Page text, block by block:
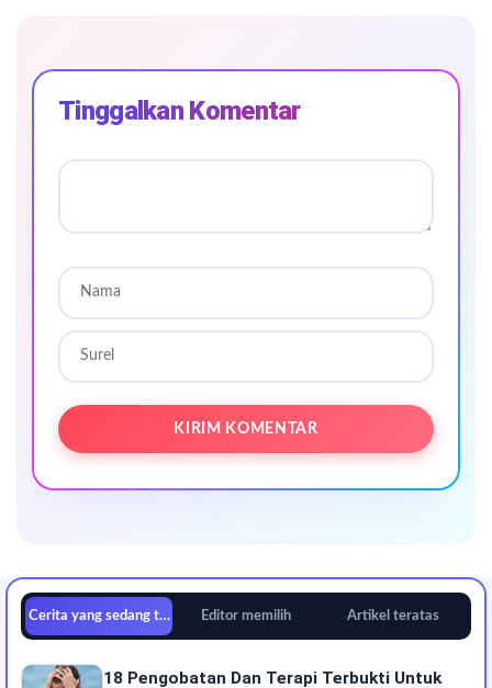
Tinggalkan Komentar
Cerita yang sedang tren Editor memilih Artikel teratas
18 Pengobatan Dan Terapi Terbukti Untuk